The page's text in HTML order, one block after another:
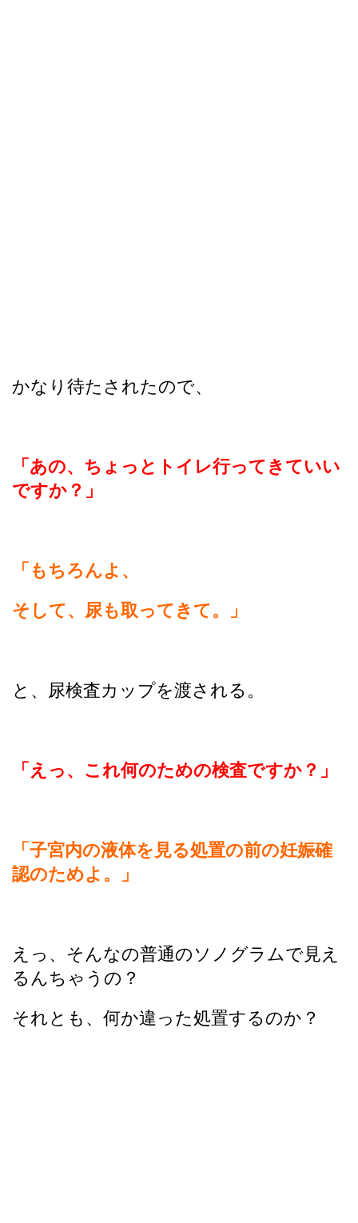
かなり待たされたので、
「あの、ちょっとトイレ行ってきていい
ですか？」
「もちろんよ、
そして、尿も取ってきて。」
と、尿検査カップを渡される。
「えっ、これ何のための検査ですか？」
「子宮内の液体を見る処置の前の妊娠確
認のためよ。」
えっ、そんなの普通のソノグラムで見え
るんちゃうの？
それとも、何か違った処置するのか？